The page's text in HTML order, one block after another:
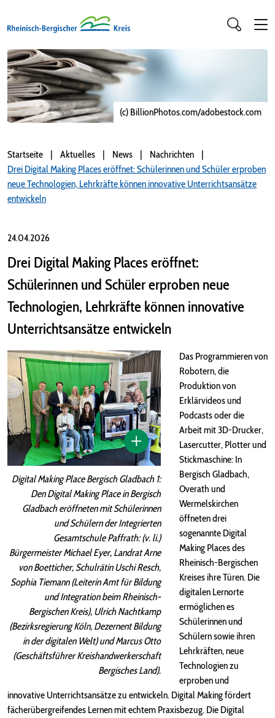
(c) BillionPhotos.com/adobestock.com
Startseite Aktuelles News
Nachrichten
Drei Digital Making Places eröffnet: Schülerinnen und Schüler erproben
neue Technologien, Lehrkräfte können innovative Unterrichtsansätze
entwickeln
24.04.2026
Drei Digital Making Places eröffnet:
Schülerinnen und Schüler erproben neue
Technologien, Lehrkräfte können innovative
Unterrichtsansätze entwickeln
Digital Making Place Bergisch Gladbach 1:
Den Digital Making Place in Bergisch
Gladbach eröffneten mit Schülerinnen
und Schülern der Integrierten
Gesamtschule Paffrath: (v. li.)
Bürgermeister Michael Eyer, Landrat Arne
von Boetticher, Schulrätin Uschi Resch,
Sophia Tiemann (Leiterin Amt für Bildung
und Integration beim Rheinisch-
Bergischen Kreis), Ulrich Nachtkamp
(Bezirksregierung Köln, Dezernent Bildung
in der digitalen Welt) und Marcus Otto
(Geschäftsführer Kreishandwerkerschaft
Bergisches Land).
Das Programmieren von
Robotern, die
Produktion von
Erklärvideos und
Podcasts oder die
Arbeit mit 3D-Drucker,
Lasercutter, Plotter und
Stickmaschine: In
Bergisch Gladbach,
Overath und
Wermelskirchen
öffneten drei
sogenannte Digital
Making Places des
Rheinisch-Bergischen
Kreises ihre Türen. Die
digitalen Lernorte
ermöglichen es
Schülerinnen und
Schülern sowie ihren
Lehrkräften, neue
Technologien zu
erproben und
innovative Unterrichtsansätze zu entwickeln. Digital Making fördert
fächerübergreifendes Lernen mit echtem Praxisbezug. Die Digital